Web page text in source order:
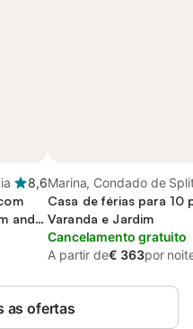
8,6
and
Marina, Condado de
Dalmácia
Casa de férias para 10
Varanda e Jardim
Cancelamento gratuito
A partir de€ 363por
as ofertas